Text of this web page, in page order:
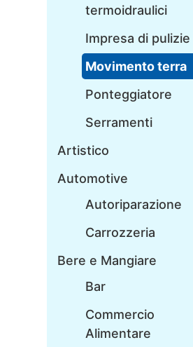
termoidraulici
Impresa di pulizie
Movimento terra
Ponteggiatore
Serramenti
Artistico
Automotive
Autoriparazione
Carrozzeria
Bere e Mangiare
Bar
Commercio
Alimentare